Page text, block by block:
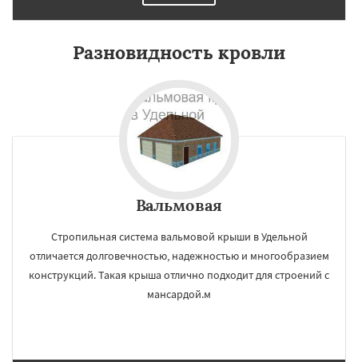
Разновидность кровли
Вальмовая
Стропильная система вальмовой крыши в Удельной
отличается долговечностью, надежностью и многообразием
конструкций. Такая крыша отлично подходит для строений с
мансардой.м